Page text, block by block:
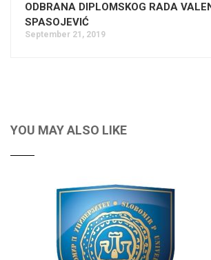
ODBRANA DIPLOMSKOG RADA
SPASOJEVIĆ
September 21, 2019
YOU MAY ALSO LIKE